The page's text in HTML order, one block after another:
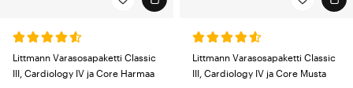
Littmann Varasosapaketti Classic
III, Cardiology IV ja Core Harmaa
Littmann Varasosapaketti Classic
III, Cardiology IV ja Core Musta